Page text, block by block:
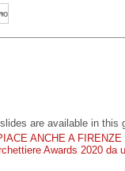
are available in this
ANCHE A FIRENZE
Awards 2020 da